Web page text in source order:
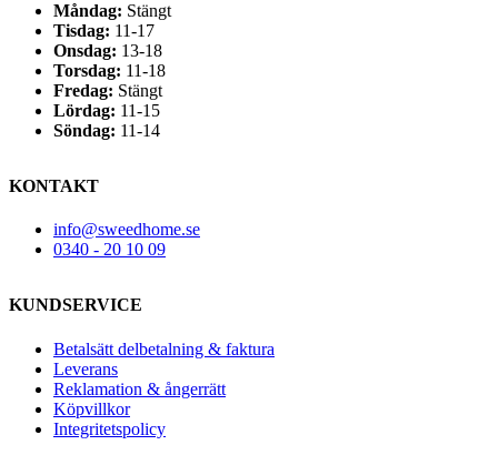
Måndag: Stängt
Tisdag: 11-17
Onsdag: 13-18
Torsdag: 11-18
Fredag: Stängt
Lördag: 11-15
Söndag: 11-14
KONTAKT
info@sweedhome.se
0340 - 20 10 09
KUNDSERVICE
Betalsätt delbetalning & faktura
Leverans
Reklamation & ångerrätt
Köpvillkor
Integritetspolicy